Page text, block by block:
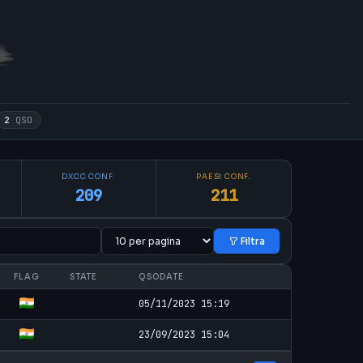
2 QSO
DXCC CONF.
209
PAESI CONF.
211
Filtra
FLAG STATE QSODATE
05/11/2023 15:19
23/09/2023 15:04